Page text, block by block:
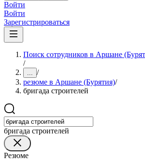
Войти
Войти
Зарегистрироваться
Поиск сотрудников в Аршане
/
... /
резюме в Аршане (Бурятия)/
бригада строителей
бригада строителей
Резюме